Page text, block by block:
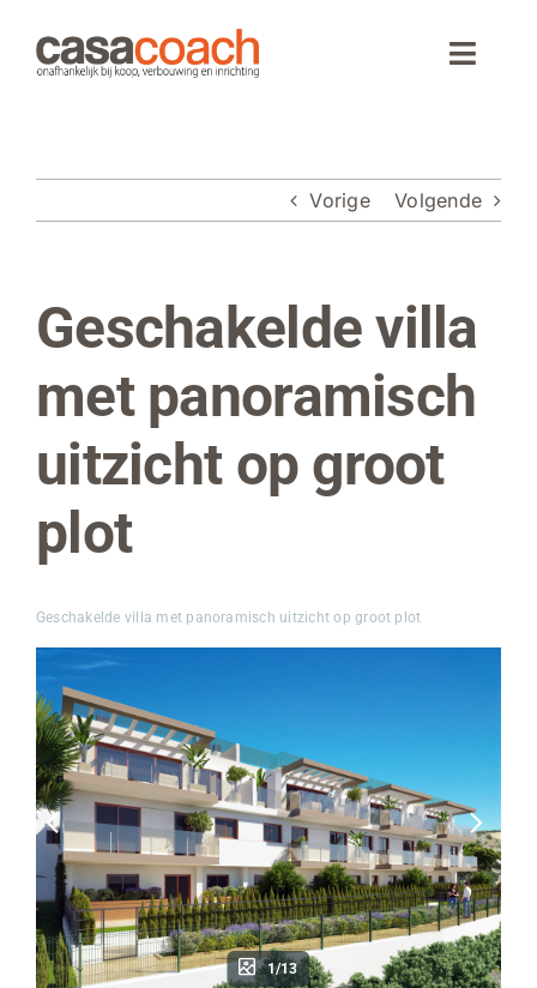
naar
inhoud
Toggle
Wonen in Spanje
Webinar
Over CasaCoach
Vorige Volgende
Bekijk
grotere
Geschakelde villa
met panoramisch
uitzicht op groot
plot
Geschakelde villa met panoramisch uitzicht op groot plot
1/13